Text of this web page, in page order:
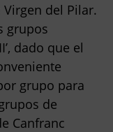
del Pilar.
grupos
dado que el
grupo para
de
Canfranc